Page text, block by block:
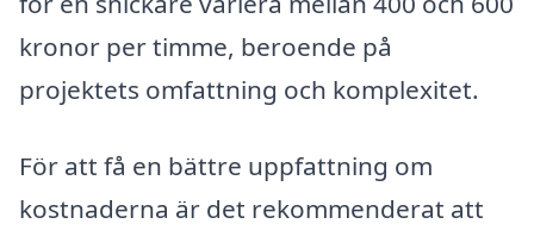
kronor per timme, beroende på
projektets omfattning och komplexitet.
För att få en bättre uppfattning om
kostnaderna är det rekommenderat att